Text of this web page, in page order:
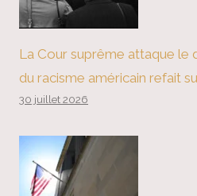
La Cour suprême attaque le
du racisme américain refait
30 juillet 2026